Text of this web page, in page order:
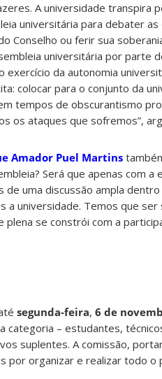
A universidade transpira
universitária para debater
Conselho ou ferir sua
universitária por parte
exercício da autonomia
colocar para o conjunto da
tempos de obscurantismo
os ataques que sofremos”,
Amador Puel Martins
Será que apenas com
de uma discussão ampla
a universidade. Temos que
plena se constrói com a
segunda-feira, 6 de
categoria – estudantes,
suplentes. A comissão,
por organizar e realizar todo o